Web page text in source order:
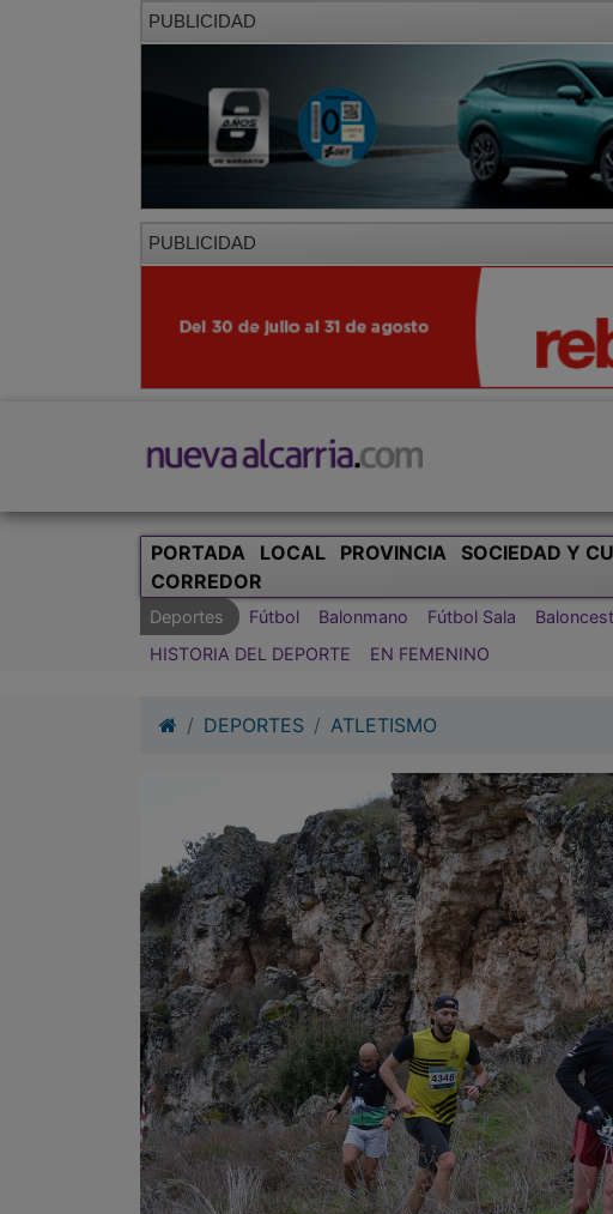
PUBLICIDAD
PUBLICIDAD
PORTADA LOCAL PROVINCIA SOCIEDAD Y
CORREDOR
Deportes Fútbol Balonmano Fútbol Sala
HISTORIA DEL DEPORTE
EN FEMENINO
DEPORTES ATLETISMO